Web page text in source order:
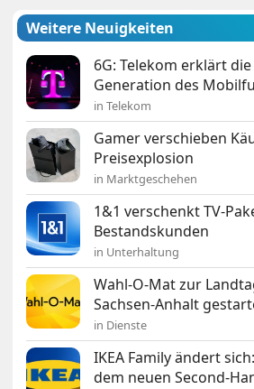
Weitere Neuigkeiten
6G: Telekom erklärt
Generation des
in Telekom
Gamer verschieben
Preisexplosion
in Marktgeschehen
1&1 verschenkt TV-
Bestandskunden
in Unterhaltung
Wahl-O-Mat zur
Sachsen-Anhalt
in Dienste
IKEA Family ändert
dem neuen Second-